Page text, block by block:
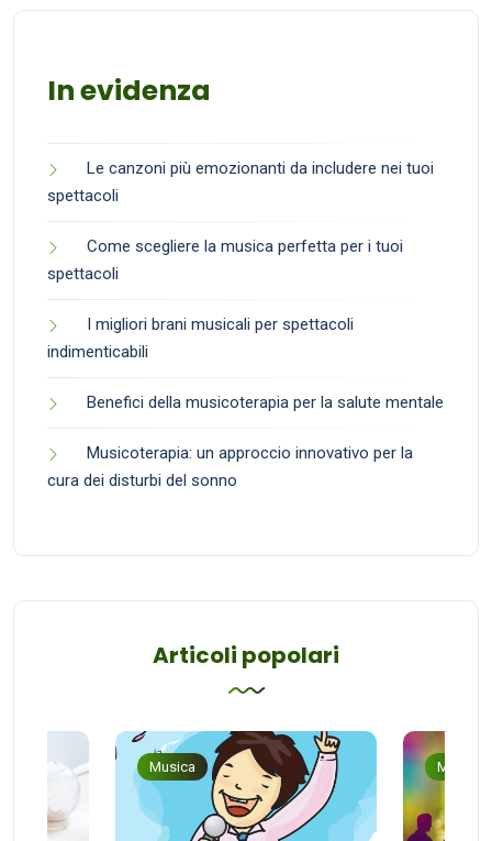
In evidenza
Le canzoni più emozionanti da includere nei tuoi
spettacoli
Come scegliere la musica perfetta per i tuoi
spettacoli
I migliori brani musicali per spettacoli
indimenticabili
Benefici della musicoterapia per la salute mentale
Musicoterapia: un approccio innovativo per la
cura dei disturbi del sonno
Articoli popolari
Musica Musica